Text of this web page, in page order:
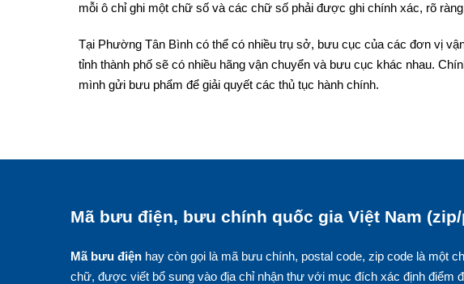
mỗi ô chỉ ghi một chữ số và các chữ số phải được ghi chính xác, rõ
Tại Phường Tân Bình có thể có nhiều trụ sở, bưu cục của các đơn vị
tỉnh thành phố sẽ có nhiều hãng vận chuyển và bưu cục khác nhau.
mình gửi bưu phẩm để giải quyết các thủ tục hành chính.
Mã bưu điện, bưu chính quốc gia Việt Nam
Mã bưu điện hay còn gọi là mã bưu chính, postal code, zip code là một
chữ, được viết bổ sung vào địa chỉ nhận thư với mục đích xác định điểm